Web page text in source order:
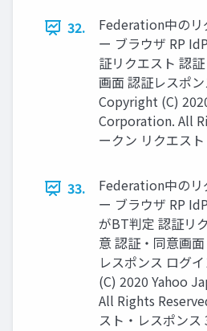
32.
Federation中のリ
ー ブラウザ RP
証リクエスト 認
画⾯ 認証レスポ
Copyright (C)
Corporation. All
ークン リクエス
33.
Federation中のリ
ー ブラウザ RP
がBT判定 認証リ
意 認証・同意画
レスポンス ログ
(C) 2020 Yahoo
All Rights
スト・レスポンス